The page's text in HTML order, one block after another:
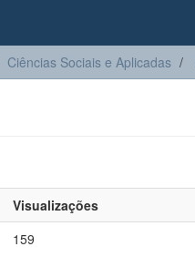
Ciências Sociais e Aplicadas
Visualizações
159